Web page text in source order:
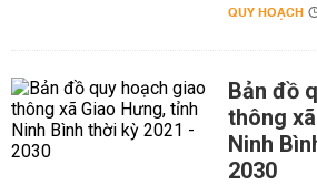
QUY HOẠCH
Bản đồ
thông
Ninh
2030